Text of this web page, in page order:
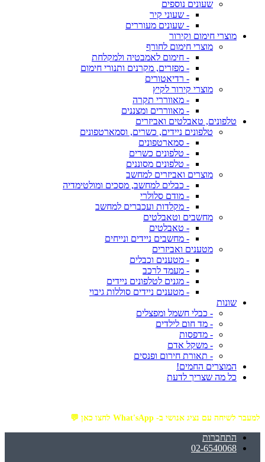
שעונים נוספים
- שעוני קיר
- שעונים מעוררים
מוצרי חימום וקירור
מוצרי חימום לחורף
- חימום לאמבטיה ולמקלחת
- מפזרים, מקרנים ותנורי חימום
- רדיאטורים
מוצרי קירור לקיץ
- מאווררי תקרה
- מאווררים ומצננים
טלפונים, טאבלטים ואביזרים
טלפונים ניידים, כשרים, וסמארטפונים
- סמארטפונים
- טלפונים כשרים
- טלפונים מסוננים
מוצרים ואביזרים למחשב
- כבלים למחשב, מסכים ומולטימדיה
- מודם סלולרי
- מקלדות ועכברים למחשב
מחשבים וטאבלטים
- טאבלטים
- מחשבים ניידים ונייחים
מטענים ואביזרים
- מטענים וכבלים
- מעמד לרכב
- מגנים לטלפונים ניידים
- מטענים ניידים סוללות גיבוי
שונות
- כבלי חשמל ומפצלים
- מד חום לילדים
- מדפסות
- משקל אדם
- תאורת חירום ופנסים
המוצרים החמים!
כל מה שצריך לדעת
למעבר לשיחה עם נציג אנושי ב- What'sApp לחצו כאן 💬
התחברות
02-6540068